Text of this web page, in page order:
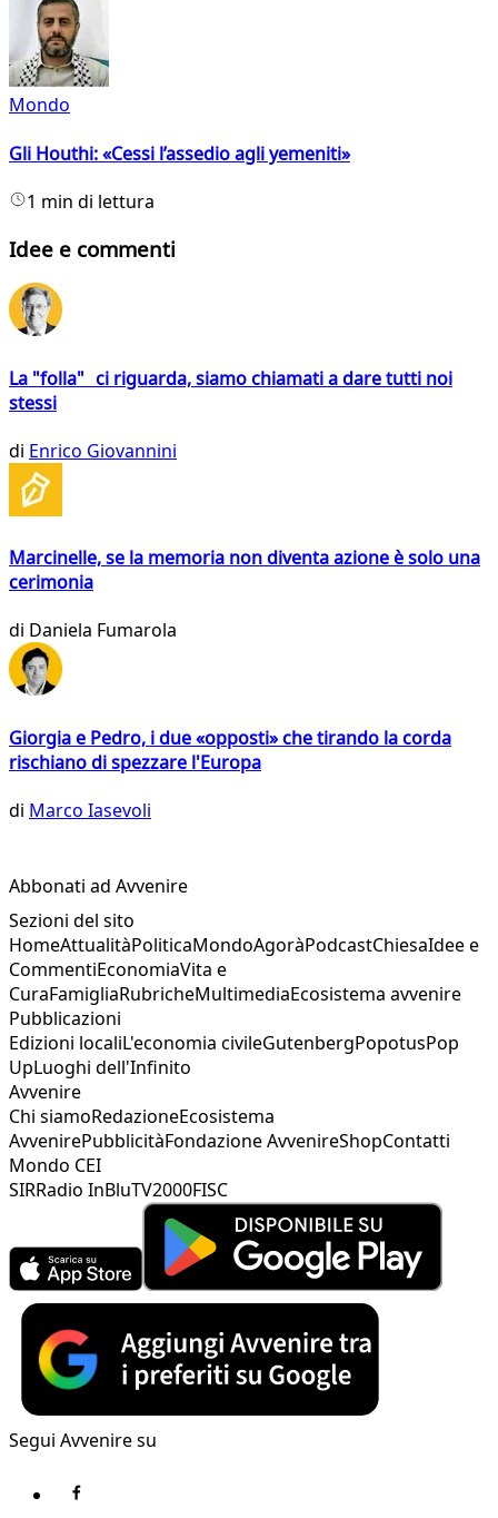
Mondo
Gli Houthi: «Cessi l’assedio agli yemeniti»
1 min di lettura
Idee e commenti
La "folla" ci riguarda, siamo chiamati a dare tutti noi
stessi
di Enrico Giovannini
Marcinelle, se la memoria non diventa azione è solo una
cerimonia
di Daniela Fumarola
Giorgia e Pedro, i due «opposti» che tirando la corda
rischiano di spezzare l'Europa
di Marco Iasevoli
Abbonati ad Avvenire
Sezioni del sito
HomeAttualitàPoliticaMondoAgoràPodcastChiesaIdee e
CommentiEconomiaVita e
CuraFamigliaRubricheMultimediaEcosistema avvenire
Pubblicazioni
Edizioni localiL'economia civileGutenbergPopotusPop
UpLuoghi dell'Infinito
Avvenire
Chi siamoRedazioneEcosistema
AvvenirePubblicitàFondazione AvvenireShopContatti
Mondo CEI
SIRRadio InBluTV2000FISC
Segui Avvenire su